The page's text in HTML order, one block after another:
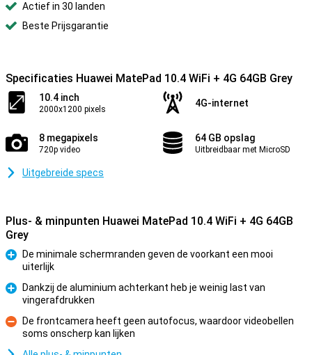
Actief in 30 landen
Beste Prijsgarantie
Specificaties Huawei MatePad 10.4 WiFi + 4G 64GB Grey
10.4 inch
2000x1200 pixels
4G-internet
8 megapixels
720p video
64 GB opslag
Uitbreidbaar met MicroSD
Uitgebreide specs
Plus- & minpunten Huawei MatePad 10.4 WiFi + 4G 64GB
Grey
Pluspunt
De minimale schermranden geven de voorkant een mooi
uiterlijk
Pluspunt
Dankzij de aluminium achterkant heb je weinig last van
vingerafdrukken
Minpunt
De frontcamera heeft geen autofocus, waardoor videobellen
soms onscherp kan lijken